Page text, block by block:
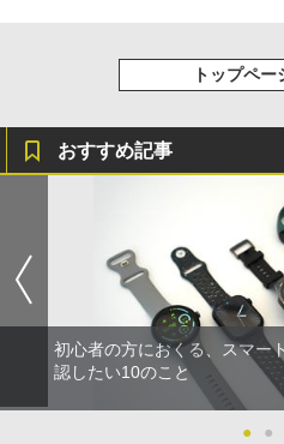
トップペー
おすすめ記事
初心者の方におくる、スマー
認したい10のこと
● ●